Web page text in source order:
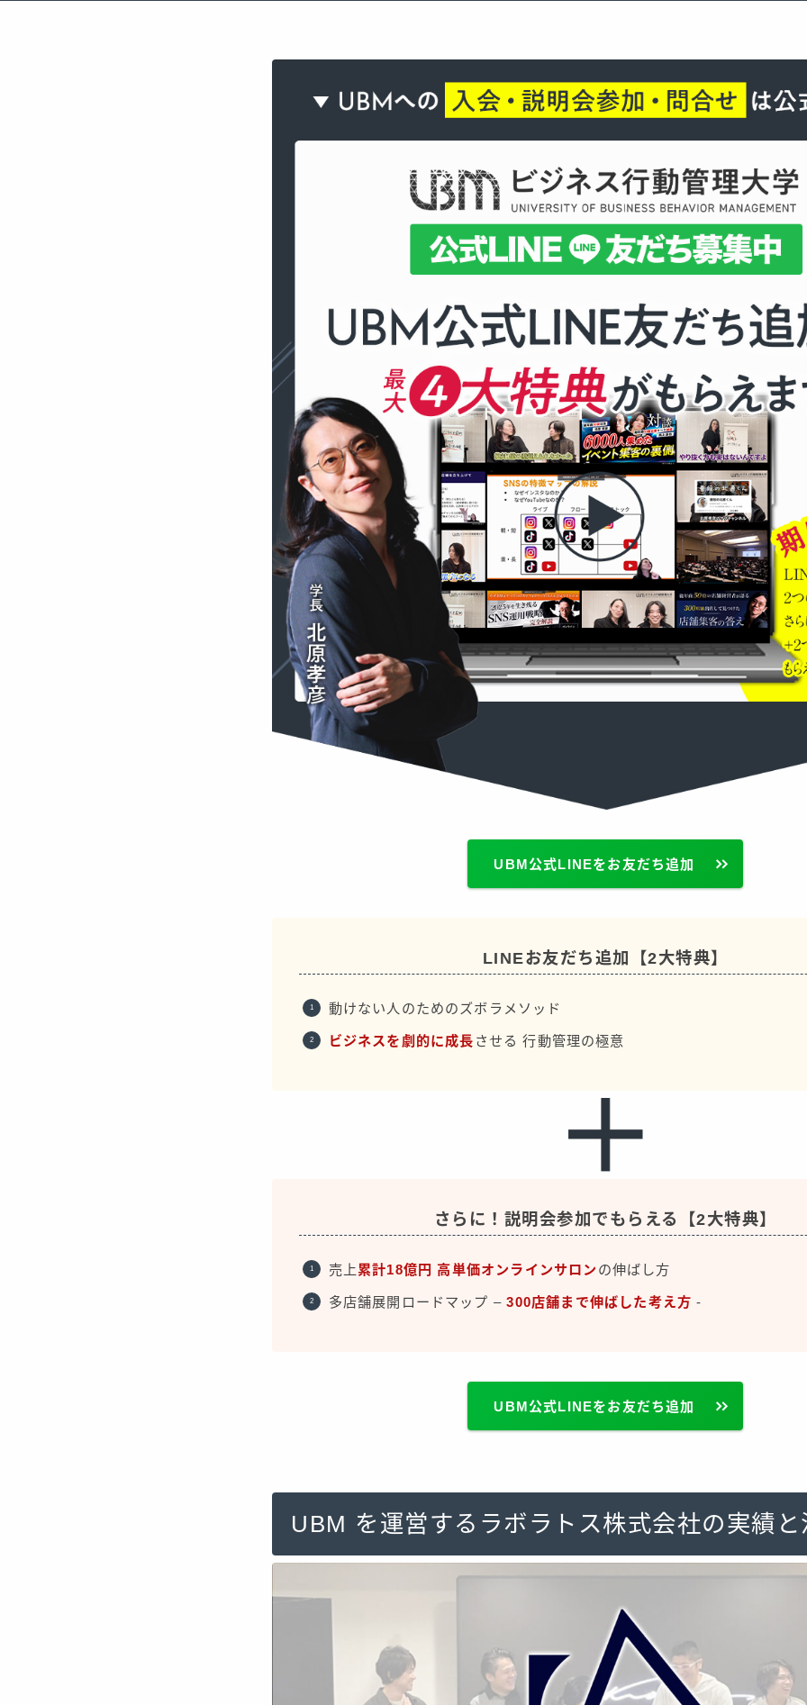
UBM公式LINEをお友だち追加
LINEお友だち追加【2大特典】
動けない人のためのズボラメソッド
ビジネスを劇的に成長 させる 行動管理の極意
さらに！説明会参加でもらえる【2大特典】
売上累計18億円 高単価オンラインサロンの伸ばし方
多店舗展開ロードマップ –300店舗まで伸ばした考え方 ‐
UBM公式LINEをお友だち追加
UBM を運営するラボラトス株式会社の実績と